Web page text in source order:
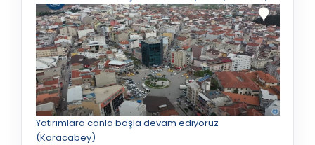
Yatırımlara canla başla devam ediyoruz
(Karacabey)